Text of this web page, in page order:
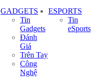
GADGETS
Tin
Gadgets
Đánh
Giá
Trên Tay
Công
Nghệ
ESPORTS
Tin
eSports